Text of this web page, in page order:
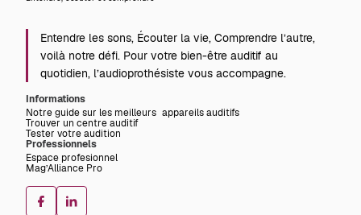
Entendre les sons, Écouter la vie, Comprendre l’autre,
voilà notre défi. Pour votre bien-être auditif au
quotidien, l’audioprothésiste vous accompagne.
Informations
Notre guide sur les meilleurs appareils auditifs
Trouver un centre auditif
Tester votre audition
Professionnels
Espace profesionnel
Mag’Alliance Pro